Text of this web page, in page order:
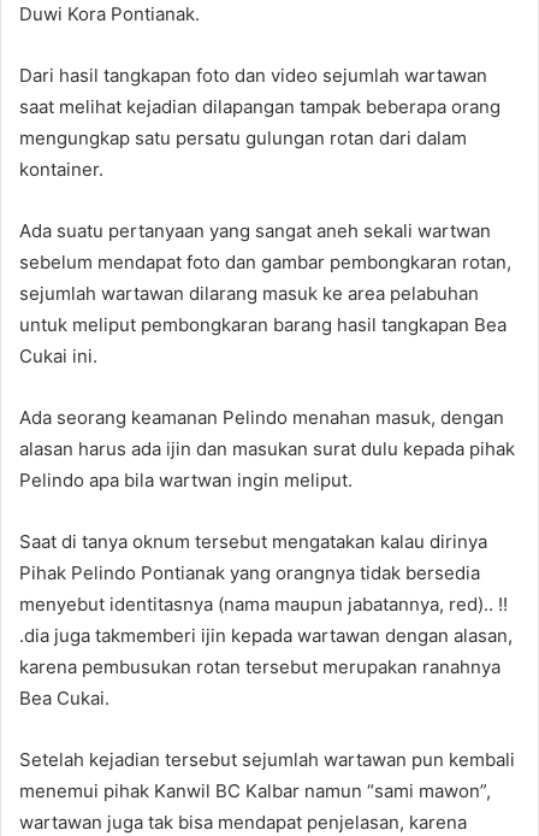
Duwi Kora Pontianak.
Dari hasil tangkapan foto dan video sejumlah wartawan
saat melihat kejadian dilapangan tampak beberapa orang
mengungkap satu persatu gulungan rotan dari dalam
kontainer.
Ada suatu pertanyaan yang sangat aneh sekali wartwan
sebelum mendapat foto dan gambar pembongkaran rotan,
sejumlah wartawan dilarang masuk ke area pelabuhan
untuk meliput pembongkaran barang hasil tangkapan Bea
Cukai ini.
Ada seorang keamanan Pelindo menahan masuk, dengan
alasan harus ada ijin dan masukan surat dulu kepada pihak
Pelindo apa bila wartwan ingin meliput.
Saat di tanya oknum tersebut mengatakan kalau dirinya
Pihak Pelindo Pontianak yang orangnya tidak bersedia
menyebut identitasnya (nama maupun jabatannya, red).. !!
.dia juga takmemberi ijin kepada wartawan dengan alasan,
karena pembusukan rotan tersebut merupakan ranahnya
Bea Cukai.
Setelah kejadian tersebut sejumlah wartawan pun kembali
menemui pihak Kanwil BC Kalbar namun “sami mawon”,
wartawan juga tak bisa mendapat penjelasan, karena